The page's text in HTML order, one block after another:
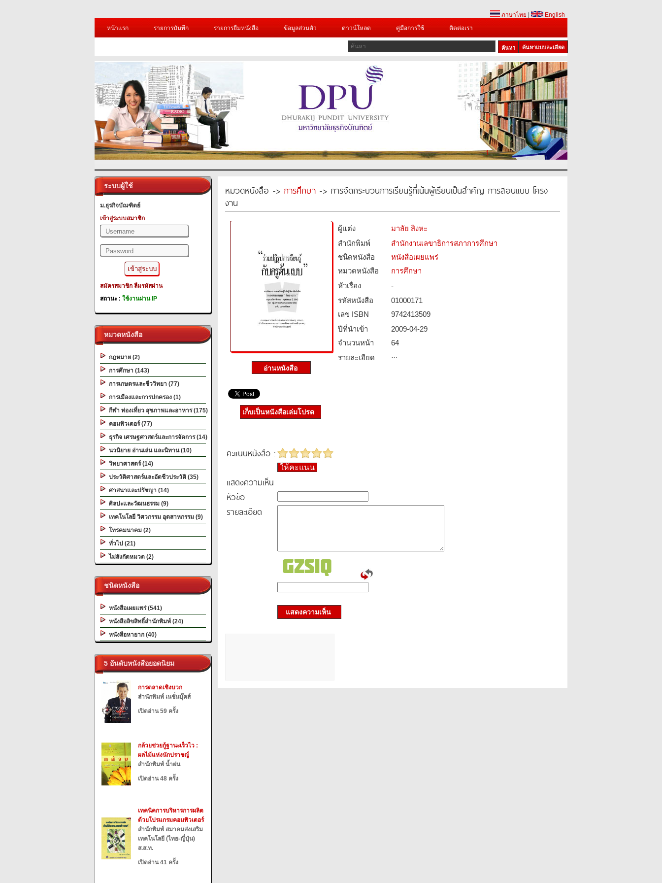
ภาษาไทย
English
หน้าแรก
รายการบันทึก รายการยืมหนังสือ ข้อมูลส่วนตัว ดาวน์โหลด คู่มือการใช้ ติดต่อเรา
ค้นหาแบบละเอียด
1
ระบบผู้ใช้
ม.ธุรกิจบัณฑิตย์
เข้าสู่ระบบสมาชิก
สมัครสมาชิก ลืมรหัสผ่าน
สถานะ : ใช้งานผ่าน IP
หมวดหนังสือ
กฎหมาย (2)
การศึกษา (143)
การเกษตรและชีววิทยา (77)
การเมืองและการปกครอง (1)
กีฬา ท่องเที่ยว สุขภาพและอาหาร (175)
คอมพิวเตอร์ (77)
ธุรกิจ เศรษฐศาสตร์และการจัดการ (14)
นวนิยาย อ่านเล่น และนิทาน (10)
วิทยาศาสตร์ (14)
ประวัติศาสตร์และอัตชีวประวัติ (35)
ศาสนาและปรัชญา (14)
ศิลปะและวัฒนธรรม (9)
เทคโนโลยี วิศวกรรม อุตสาหกรรม (9)
โทรคมนาคม (2)
ทั่วไป (21)
ไม่สังกัดหมวด (2)
ชนิดหนังสือ
หนังสือเผยแพร่ (541)
หนังสือลิขสิทธิ์สำนักพิมพ์ (24)
หนังสือหายาก (40)
5 อันดับหนังสือยอดนิยม
การตลาดเชิงบวก
สำนักพิมพ์ เนชั่นบุ๊คส์
เปิดอ่าน 59 ครั้ง
กล้วยช่วยกู้ฐานะเร็วไว :
ผลไม้แห่งนักปราชญ์
สำนักพิมพ์ น้ำฝน
เปิดอ่าน 48 ครั้ง
เทคนิคการบริหารการผลิต
ด้วยโปรแกรมคอมพิวเตอร์
สำนักพิมพ์ สมาคมส่งเสริม
เทคโนโลยี (ไทย-ญี่ปุ่น)
ส.ส.ท.
เปิดอ่าน 41 ครั้ง
หมวดหนังสือ -> การศึกษา -> การจัดกระบวนการเรียนรู้ที่เน้นผู้เรียนเป็นสำคัญ การสอนแบบ โครง
งาน
ผู้แต่ง
มาลัย สิงหะ
สำนักพิมพ์
สำนักงานเลขาธิการสภาการศึกษา
ชนิดหนังสือ­
หนังสือเผยแพร่
หมวดหนังสือ­
การศึกษา
หัวเรื่อง
-
รหัสหนังสือ­
01000171
เลข ISBN
9742413509
ปีที่นำเข้า
2009-04-29
จำนวนหน้า
64
รายละเอียด
…
เก็บเป็นหนังสือเล่มโปรด
คะแนนหนังสือ :
ให้คะแนน
แสดงความเห็น
หัวข้อ
รายละเอียด
แสดงความเห็น